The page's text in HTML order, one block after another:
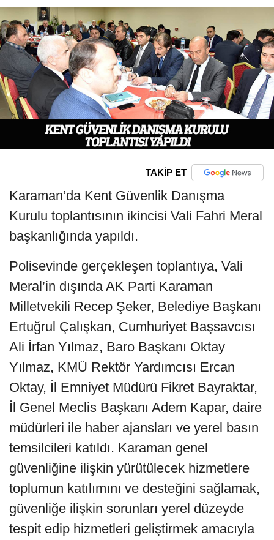
TAKİP ET
Karaman’da Kent Güvenlik Danışma
Kurulu toplantısının ikincisi Vali Fahri Meral
başkanlığında yapıldı.
Polisevinde gerçekleşen toplantıya, Vali
Meral’in dışında AK Parti Karaman
Milletvekili Recep Şeker, Belediye Başkanı
Ertuğrul Çalışkan, Cumhuriyet Başsavcısı
Ali İrfan Yılmaz, Baro Başkanı Oktay
Yılmaz, KMÜ Rektör Yardımcısı Ercan
Oktay, İl Emniyet Müdürü Fikret Bayraktar,
İl Genel Meclis Başkanı Adem Kapar, daire
müdürleri ile haber ajansları ve yerel basın
temsilcileri katıldı. Karaman genel
güvenliğine ilişkin yürütülecek hizmetlere
toplumun katılımını ve desteğini sağlamak,
güvenliğe ilişkin sorunları yerel düzeyde
tespit edip hizmetleri geliştirmek amacıyla